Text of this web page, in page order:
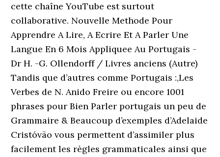
cette chaîne YouTube est surtout
collaborative. Nouvelle Methode Pour
Apprendre A Lire, A Ecrire Et A Parler Une
Langue En 6 Mois Appliquee Au Portugais -
Dr H. -G. Ollendorff / Livres anciens (Autre)
Tandis que d’autres comme Portugais :,Les
Verbes de N. Anido Freire ou encore 1001
phrases pour Bien Parler portugais un peu de
Grammaire & Beaucoup d’exemples d’Adelaide
Cristóvão vous permettent d’assimiler plus
facilement les règles grammaticales ainsi que